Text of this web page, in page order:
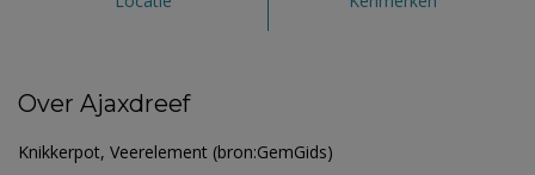
Over Ajaxdreef
Knikkerpot, Veerelement (bron:GemGids)